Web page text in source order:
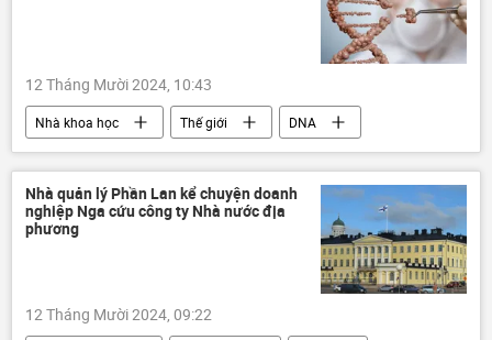
12 Tháng Mười 2024, 10:43
Nhà khoa học Thế giới
DNA
con sư tử
Kenya động vật
Nhà quản lý Phần Lan kể chuyện doanh
nghiệp Nga cứu công ty Nhà nước địa
phương
12 Tháng Mười 2024, 09:22